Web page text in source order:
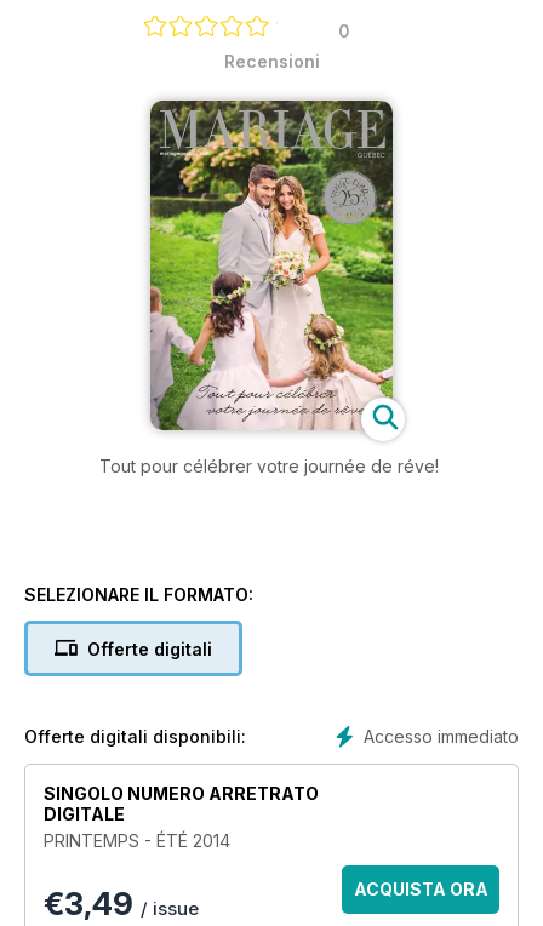
0
Recensioni
Tout pour célébrer votre journée de réve!
SELEZIONARE IL FORMATO:
Offerte digitali
Accesso immediato
Offerte digitali disponibili:
SINGOLO NUMERO ARRETRATO
DIGITALE
PRINTEMPS - ÉTÉ 2014
€3,49 / issue
ACQUISTA ORA